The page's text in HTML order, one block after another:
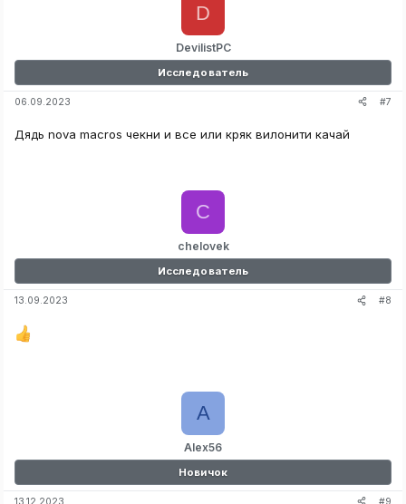
DevilistPC
D
Исследователь
06.09.2023 #7
Дядь nova macros чекни и все или кряк вилонити качай
chelovek
C
Исследователь
13.09.2023 #8
Alex56
A
Новичок
13.12.2023 #9